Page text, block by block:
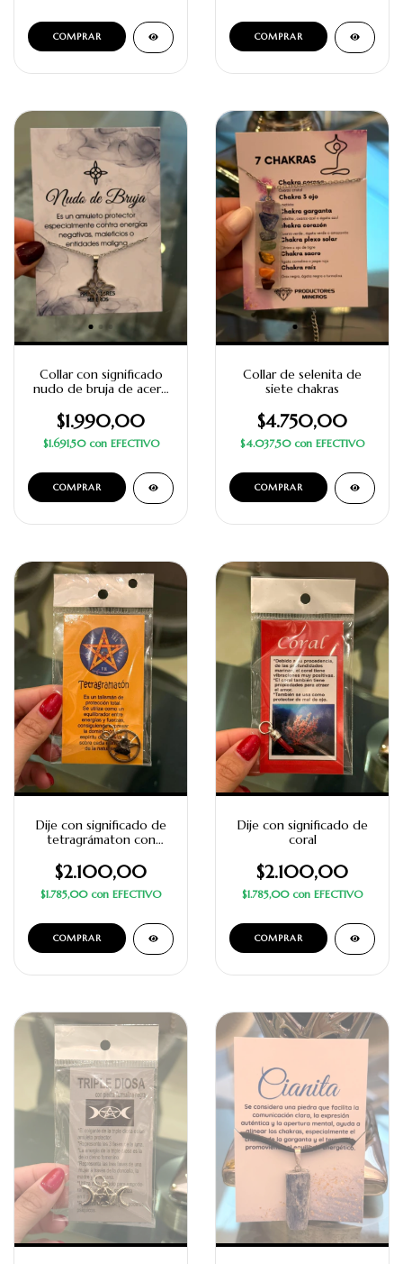
Collar con significado
nudo de bruja de acero
$1.990,00
$1.691,50 con EFECTIVO
Collar de selenita de
siete chakras
$4.750,00
$4.037,50 con EFECTIVO
Dije con significado de
tetragrámaton con
$2.100,00
$1.785,00 con EFECTIVO
Dije con significado de
coral
$2.100,00
$1.785,00 con EFECTIVO